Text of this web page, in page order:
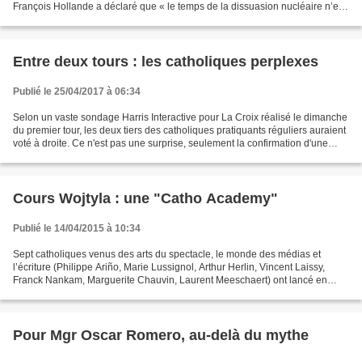
François Hollande a déclaré que « le temps de la dissuasion nucléaire n’est
Entre deux tours : les catholiques perplexes
Publié le 25/04/2017 à 06:34
Selon un vaste sondage Harris Interactive pour La Croix réalisé le dimanche
du premier tour, les deux tiers des catholiques pratiquants réguliers auraient
voté à droite. Ce n'est pas une surprise, seulement la confirmation d'une
Cours Wojtyla : une "Catho Academy"
Publié le 14/04/2015 à 10:34
Sept catholiques venus des arts du spectacle, le monde des médias et
l’écriture (Philippe Ariño, Marie Lussignol, Arthur Herlin, Vincent Laissy,
Franck Nankam, Marguerite Chauvin, Laurent Meeschaert) ont lancé en
Pour Mgr Oscar Romero, au-delà du mythe